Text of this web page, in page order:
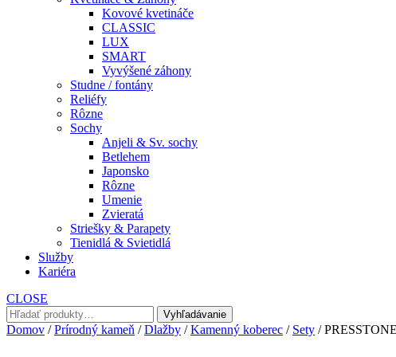
Kovové kvetináče
CLASSIC
LUX
SMART
Vyvýšené záhony
Studne / fontány
Reliéfy
Rôzne
Sochy
Anjeli & Sv. sochy
Betlehem
Japonsko
Rôzne
Umenie
Zvieratá
Striešky & Parapety
Tienidlá & Svietidlá
Služby
Kariéra
CLOSE
Hľadať:
Vyhľadávanie
Domov /Prírodný kameň /Dlažby /Kamenný koberec / Sety /